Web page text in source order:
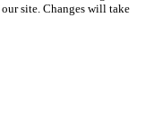
site. Changes will take